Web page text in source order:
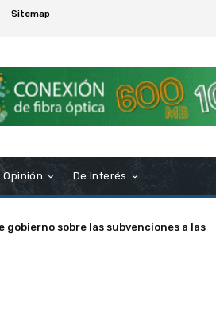
Sitemap
Opinión De Interés
gobierno sobre las subvenciones a las